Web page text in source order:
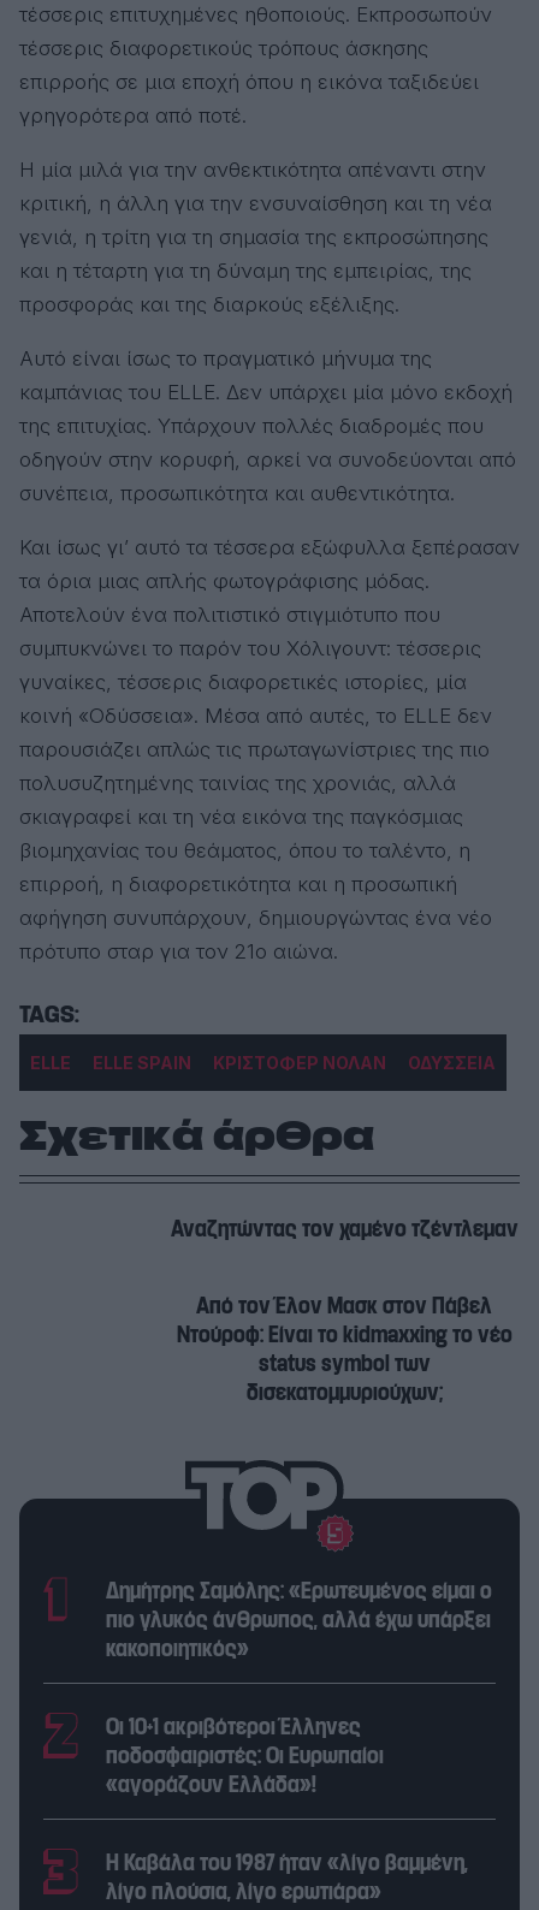
τέσσερις επιτυχημένες ηθοποιούς. Εκπροσωπούν
τέσσερις διαφορετικούς τρόπους άσκησης
επιρροής σε μια εποχή όπου η εικόνα ταξιδεύει
γρηγορότερα από ποτέ.
Η μία μιλά για την ανθεκτικότητα απέναντι στην
κριτική, η άλλη για την ενσυναίσθηση και τη νέα
γενιά, η τρίτη για τη σημασία της εκπροσώπησης
και η τέταρτη για τη δύναμη της εμπειρίας, της
προσφοράς και της διαρκούς εξέλιξης.
Αυτό είναι ίσως το πραγματικό μήνυμα της
καμπάνιας του ELLE. Δεν υπάρχει μία μόνο εκδοχή
της επιτυχίας. Υπάρχουν πολλές διαδρομές που
οδηγούν στην κορυφή, αρκεί να συνοδεύονται από
συνέπεια, προσωπικότητα και αυθεντικότητα.
Και ίσως γι’ αυτό τα τέσσερα εξώφυλλα ξεπέρασαν
τα όρια μιας απλής φωτογράφισης μόδας.
Αποτελούν ένα πολιτιστικό στιγμιότυπο που
συμπυκνώνει το παρόν του Χόλιγουντ: τέσσερις
γυναίκες, τέσσερις διαφορετικές ιστορίες, μία
κοινή «Οδύσσεια». Μέσα από αυτές, το ELLE δεν
παρουσιάζει απλώς τις πρωταγωνίστριες της πιο
πολυσυζητημένης ταινίας της χρονιάς, αλλά
σκιαγραφεί και τη νέα εικόνα της παγκόσμιας
βιομηχανίας του θεάματος, όπου το ταλέντο, η
επιρροή, η διαφορετικότητα και η προσωπική
αφήγηση συνυπάρχουν, δημιουργώντας ένα νέο
πρότυπο σταρ για τον 21ο αιώνα.
ELLE ELLE SPAIN ΚΡΙΣΤΟΦΕΡ ΝΟΛΑΝ ΟΔΥΣΣΕΙΑ
Σχετικά άρθρα
Αναζητώντας τον χαμένο τζέντλεμαν
Από τον Έλον Μασκ στον Πάβελ
Ντούροφ: Είναι το kidmaxxing το νέο
status symbol των
δισεκατομμυριούχων;
Δημήτρης Σαμόλης: «Ερωτευμένος είμαι ο
πιο γλυκός άνθρωπος, αλλά έχω υπάρξει
κακοποιητικός»
Οι 10+1 ακριβότεροι Έλληνες
ποδοσφαιριστές: Οι Ευρωπαίοι
«αγοράζουν Ελλάδα»!
Η Καβάλα του 1987 ήταν «λίγο βαμμένη,
λίγο πλούσια, λίγο ερωτιάρα»